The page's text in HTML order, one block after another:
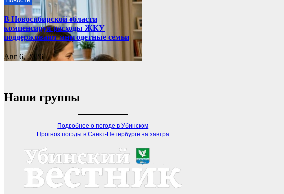
В Новосибирской области
компенсируя расходы ЖКУ
поддерживают многодетные семьи
Авг 6, 2026
Наши группы
Подробнее о погоде в Убинском
Прогноз погоды в Санкт-Петербурге на завтра